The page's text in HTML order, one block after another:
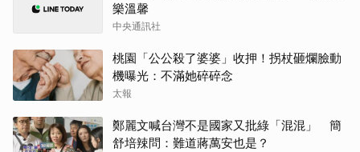
樂溫馨
中央通訊社
桃園「公公殺了婆婆」收押！拐杖砸爛臉動
機曝光：不滿她碎碎念
太報
鄭麗文喊台灣不是國家又批綠「混混」 簡
舒培辣問：難道蔣萬安也是？